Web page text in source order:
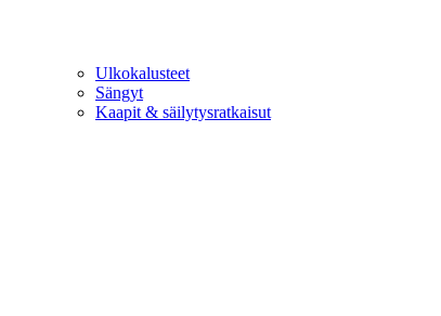
Ulkokalusteet
Sängyt
Kaapit & säilytysratkaisut